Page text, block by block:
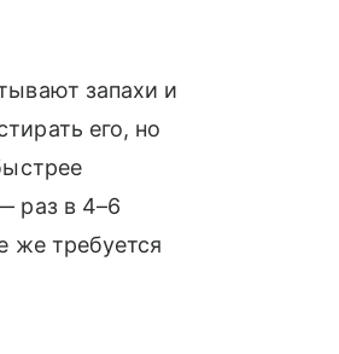
запахи и
его, но
раз в 4–6
же требуется